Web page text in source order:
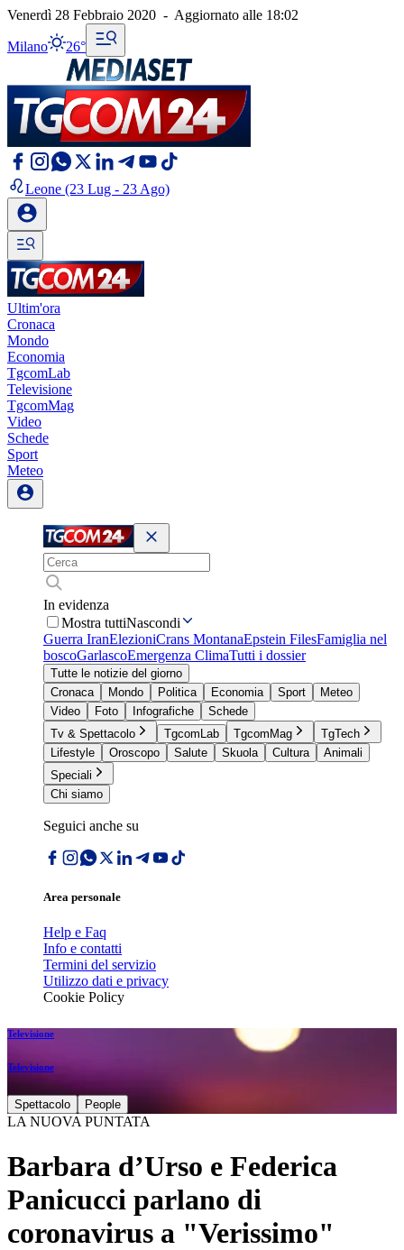
Venerdì 28 Febbraio 2020 - Aggiornato alle 18:02
Milano 26°
Leone (23 Lug - 23 Ago)
Ultim'ora
Cronaca
Mondo
Economia
TgcomLab
Televisione
TgcomMag
Video
Schede
Sport
Meteo
In evidenza
Mostra tuttiNascondi
Guerra IranElezioniCrans MontanaEpstein FilesFamiglia nel
boscoGarlascoEmergenza ClimaTutti i dossier
Tutte le notizie del giorno
Cronaca
Mondo Politica Economia Sport
Meteo
Video
Foto Infografiche
Schede
Tv & Spettacolo
TgcomLab TgcomMag
TgTech
Lifestyle
Oroscopo Salute Skuola Cultura
Animali
Speciali
Chi siamo
Seguici anche su
Area personale
Help e Faq
Info e contatti
Termini del servizio
Utilizzo dati e privacy
Cookie Policy
Televisione
Televisione
Spettacolo People
LA NUOVA PUNTATA
Barbara d’Urso e Federica
Panicucci parlano di
coronavirus a "Verissimo"